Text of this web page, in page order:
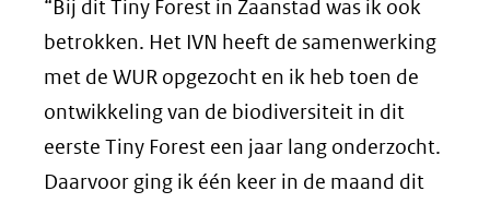
“Bij dit Tiny Forest in Zaanstad was ik ook
betrokken. Het IVN heeft de samenwerking
met de WUR opgezocht en ik heb toen de
ontwikkeling van de biodiversiteit in dit
eerste Tiny Forest een jaar lang onderzocht.
Daarvoor ging ik één keer in de maand dit